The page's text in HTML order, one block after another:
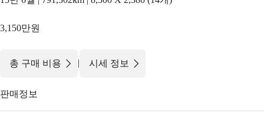
3,150만원
총 구매 비용 | 시세 정보
판매정보